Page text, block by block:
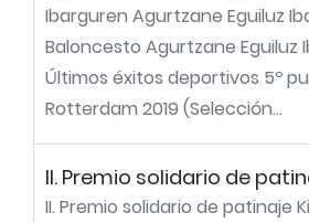
Ibarguren Agurtzane Eguiluz
Baloncesto Agurtzane Eguiluz
Últimos éxitos deportivos 5º
Rotterdam 2019 (Selección...
II. Premio solidario de
II. Premio solidario de patinaje